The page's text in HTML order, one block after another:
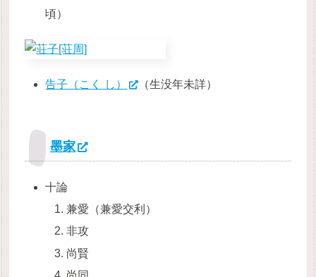
頃）
告子（こく し） （生没年未詳）
墨家
十論
兼愛（兼愛交利）
非攻
尚賢